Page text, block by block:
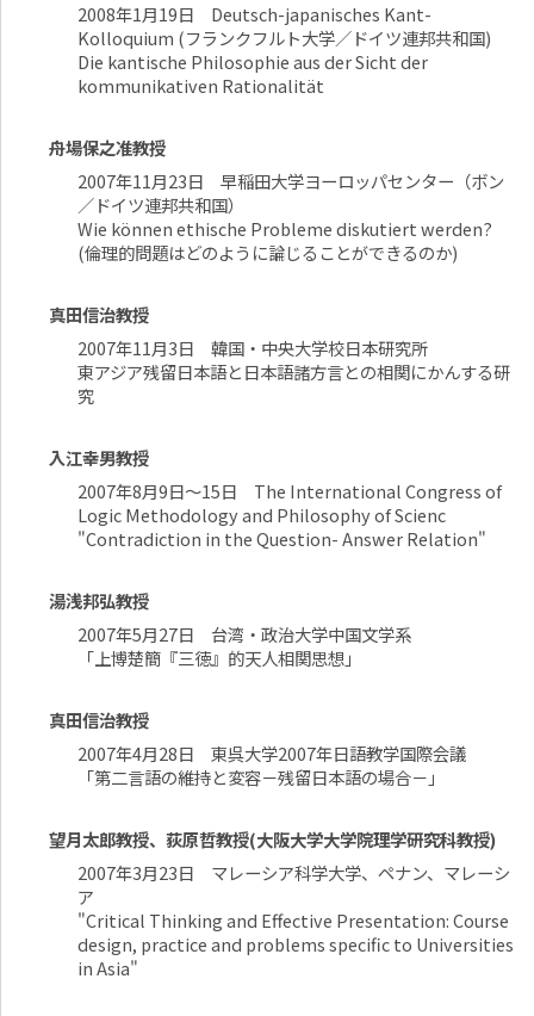
2008年1月19日 Deutsch-japanisches Kant-
Kolloquium (フランクフルト大学／ドイツ連邦共和国)
Die kantische Philosophie aus der Sicht der
kommunikativen Rationalität
舟場保之准教授
2007年11月23日 早稲田大学ヨーロッパセンター（ボン
／ドイツ連邦共和国）
Wie können ethische Probleme diskutiert werden?
(倫理的問題はどのように論じることができるのか)
真田信治教授
2007年11月3日 韓国・中央大学校日本研究所
東アジア残留日本語と日本語諸方言との相関にかんする研
究
入江幸男教授
2007年8月9日～15日 The International Congress of
Logic Methodology and Philosophy of Scienc
"Contradiction in the Question- Answer Relation"
湯浅邦弘教授
2007年5月27日 台湾・政治大学中国文学系
「上博楚簡『三徳』的天人相関思想」
真田信治教授
2007年4月28日 東呉大学2007年日語教学国際会議
「第二言語の維持と変容－残留日本語の場合－」
望月太郎教授、荻原哲教授(大阪大学大学院理学研究科教授)
2007年3月23日 マレーシア科学大学、ペナン、マレーシ
ア
"Critical Thinking and Effective Presentation: Course
design, practice and problems specific to Universities
in Asia"